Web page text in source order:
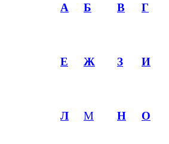
А Б В Г
Е Ж З И
Л М Н О